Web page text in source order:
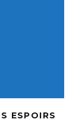
ESPOIRS